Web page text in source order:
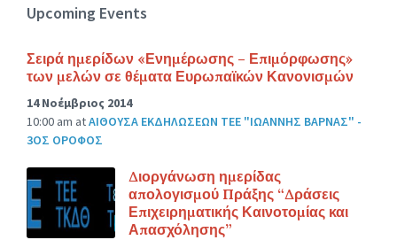
Upcoming Events
Σειρά ημερίδων «Ενημέρωσης – Επιμόρφωσης»
των μελών σε θέματα Ευρωπαϊκών Κανονισμών
14 Νοέμβριος 2014
10:00 am atΑΙΘΟΥΣΑ ΕΚΔΗΛΩΣΕΩΝ ΤΕΕ "ΙΩΑΝΝΗΣ ΒΑΡΝΑΣ" -
3ΟΣ ΟΡΟΦΟΣ
Διοργάνωση ημερίδας
απολογισμού Πράξης “Δράσεις
Επιχειρηματικής Καινοτομίας και
Απασχόλησης”